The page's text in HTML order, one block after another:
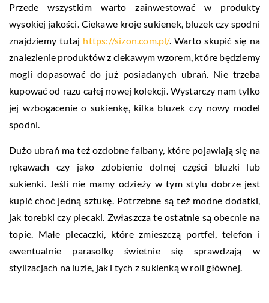
Przede wszystkim warto zainwestować w produkty
wysokiej jakości. Ciekawe kroje sukienek, bluzek czy spodni
znajdziemy tutaj https://sizon.com.pl/. Warto skupić się na
znalezienie produktów z ciekawym wzorem, które będziemy
mogli dopasować do już posiadanych ubrań. Nie trzeba
kupować od razu całej nowej kolekcji. Wystarczy nam tylko
jej wzbogacenie o sukienkę, kilka bluzek czy nowy model
spodni.
Dużo ubrań ma też ozdobne falbany, które pojawiają się na
rękawach czy jako zdobienie dolnej części bluzki lub
sukienki. Jeśli nie mamy odzieży w tym stylu dobrze jest
kupić choć jedną sztukę. Potrzebne są też modne dodatki,
jak torebki czy plecaki. Zwłaszcza te ostatnie są obecnie na
topie. Małe plecaczki, które zmieszczą portfel, telefon i
ewentualnie parasolkę świetnie się sprawdzają w
stylizacjach na luzie, jak i tych z sukienką w roli głównej.